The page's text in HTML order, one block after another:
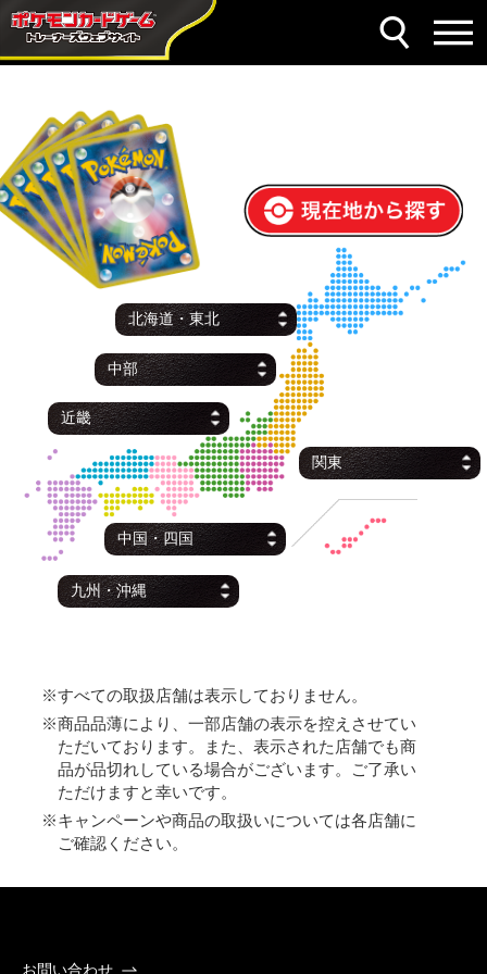
現在地から探す
※すべての取扱店舗は表示しておりません。
※商品品薄により、一部店舗の表示を控えさせてい
ただいております。また、表示された店舗でも商
品が品切れしている場合がございます。ご了承い
ただけますと幸いです。
※キャンペーンや商品の取扱いについては各店舗に
ご確認ください。
お問い合わせ